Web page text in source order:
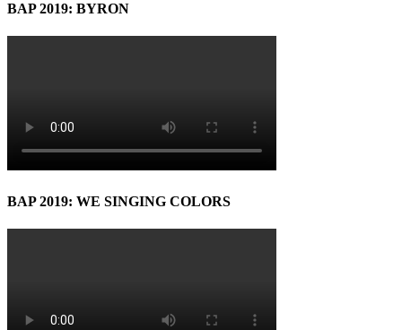
BAP 2019: BYRON
BAP 2019: WE SINGING COLORS